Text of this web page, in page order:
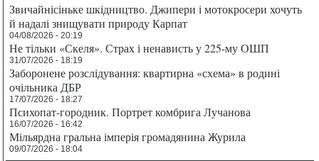
Звичайнісіньке шкідництво. Джипери і мотокросери хочуть
й надалі знищувати природу Карпат
04/08/2026 - 20:19
Не тільки «Скеля». Страх і ненависть у 225-му ОШП
31/07/2026 - 18:19
Заборонене розслідування: квартирна «схема» в родині
очільника ДБР
17/07/2026 - 18:27
Психопат-городник. Портрет комбрига Лучанова
16/07/2026 - 16:42
Мільярдна гральна імперія громадянина Журила
09/07/2026 - 18:04